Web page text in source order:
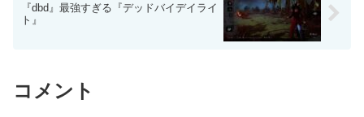
『dbd』最強すぎる『デッドバイデイライ
ト』
コメント